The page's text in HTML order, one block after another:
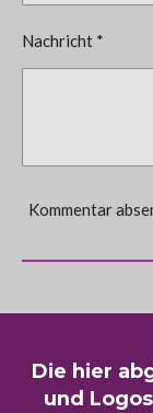
Nachricht *
Kommentar
Die hier
und